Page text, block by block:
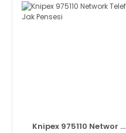
Knipex 975110 Networ ...